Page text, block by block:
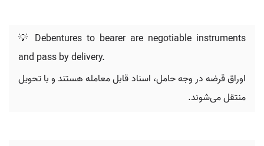
💡 Debentures to bearer are negotiable instruments
and pass by delivery.
اوراق قرضه در وجه حامل، اسناد قابل معامله هستند و با تحویل
منتقل می‌شوند.